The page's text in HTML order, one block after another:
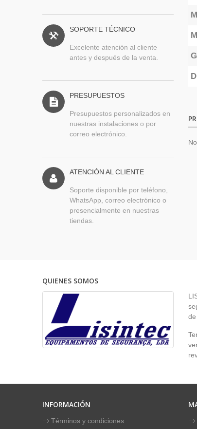
SOPORTE TÉCNICO
Excelente atención al cliente
antes y después de la venta.
PRESUPUESTOS
Presupuestos personalizados en
nuestras instalaciones o por
correo electrónico.
ATENCIÓN AL CLIENTE
Soporte disponible por teléfono,
WhatsApp, correo electrónico o
presencialmente en nuestras
tiendas.
QUIENES SOMOS
INFORMACIÓN
Términos y condiciones